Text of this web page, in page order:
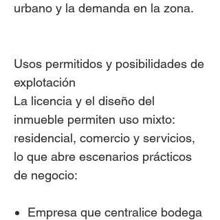
urbano y la demanda en la zona.
Usos permitidos y posibilidades de
explotación
La licencia y el diseño del
inmueble permiten uso mixto:
residencial, comercio y servicios,
lo que abre escenarios prácticos
de negocio:
Empresa que centralice bodega